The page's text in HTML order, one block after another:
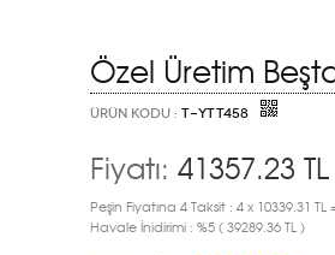
Özel Üretim
ÜRÜN KODU : T-YTT458
Fiyatı: 41357.23 TL
Peşin Fiyatına 4 Taksit : 4 x 10339.31 TL
Havale İnidirimi : %5 ( 39289.36 TL )